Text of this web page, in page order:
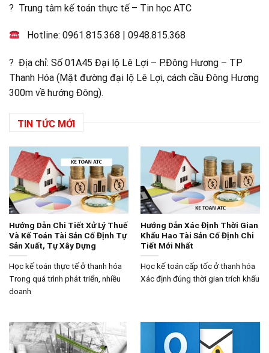
? Trung tâm kế toán thực tế – Tin học ATC
Hotline:0961.815.368 |0948.815.368
? Địa chỉ: Số 01A45 Đại lộ Lê Lợi – P.Đông Hương – TP
Thanh Hóa (Mặt đường đại lộ Lê Lợi, cách cầu Đông Hương
300m về hướng Đông).
TIN TỨC MỚI
Hướng Dẫn Chi Tiết Xử Lý Thuế
Và Kế Toán Tài Sản Cố Định Tự
Sản Xuất, Tự Xây Dựng
Học kế toán thực tế ở thanh hóa
Trong quá trình phát triển, nhiều
doanh
Hướng Dẫn Xác Định Thời Gian
Khấu Hao Tài Sản Cố Định Chi
Tiết Mới Nhất
Học kế toán cấp tốc ở thanh hóa
Xác định đúng thời gian trích khấu